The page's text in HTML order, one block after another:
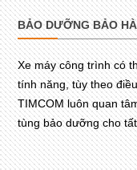
BẢO DƯỠNG BẢO
Xe máy công trình có
tính năng, tùy theo
TIMCOM luôn quan
tùng bảo dưỡng cho